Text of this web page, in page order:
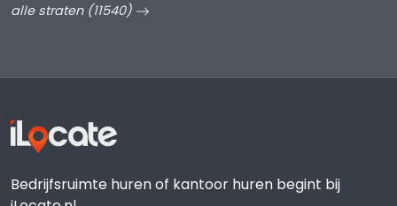
alle straten (11540)
Bedrijfsruimte huren of kantoor huren begint bij